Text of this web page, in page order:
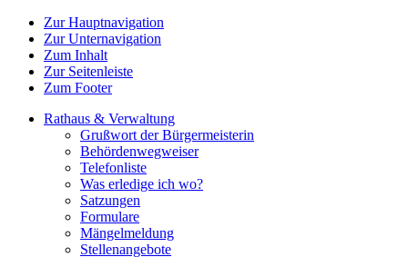
Zur Hauptnavigation
Zur Unternavigation
Zum Inhalt
Zur Seitenleiste
Zum Footer
Rathaus & Verwaltung
Grußwort der Bürgermeisterin
Behördenwegweiser
Telefonliste
Was erledige ich wo?
Satzungen
Formulare
Mängelmeldung
Stellenangebote